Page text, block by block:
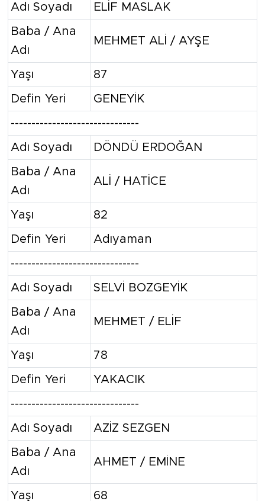
Adı Soyadı ELİF MASLAK
Baba / Ana
Adı
MEHMET ALİ / AYŞE
Yaşı 87
Defin Yeri GENEYİK
-------------------------------
Adı Soyadı DÖNDÜ ERDOĞAN
Baba / Ana
Adı
ALİ / HATİCE
Yaşı 82
Defin Yeri Adıyaman
-------------------------------
Adı Soyadı SELVİ BOZGEYİK
Baba / Ana
Adı
MEHMET / ELİF
Yaşı 78
Defin Yeri YAKACIK
-------------------------------
Adı Soyadı AZİZ SEZGEN
Baba / Ana
Adı
AHMET / EMİNE
Yaşı 68